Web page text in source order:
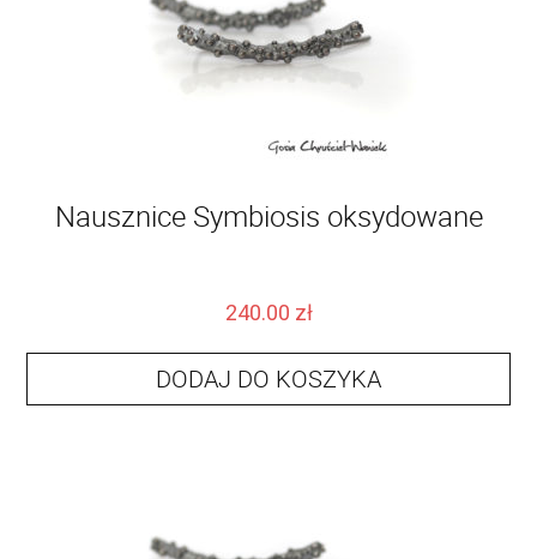
Nausznice Symbiosis oksydowane
240.00 zł
DODAJ DO KOSZYKA